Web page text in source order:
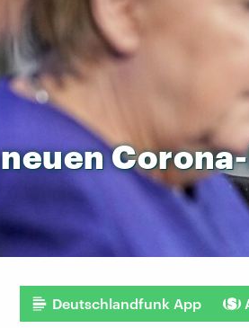
neuen
Deutschlandfunk App